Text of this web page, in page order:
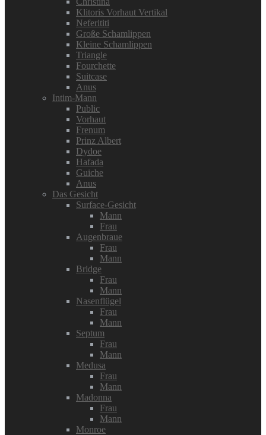
Klitoris Vorhaut Vertikal
Neferititi
Große Schamlippen
Kleine Schamlippen
Triangle
Fourchette
Suitcase
Anus
Intim-Mann
Public
Vorhaut
Frenum
Prinz Albert
Dydoe
Hafada
Guiche
Anus
Das Gesicht
Surface-Gesicht
Mann
Frau
Augenbraue
Frau
Mann
Bridge
Frau
Mann
Nasenflügel
Frau
Mann
Septum
Frau
Mann
Medusa
Frau
Mann
Madonna
Frau
Mann
Monroe